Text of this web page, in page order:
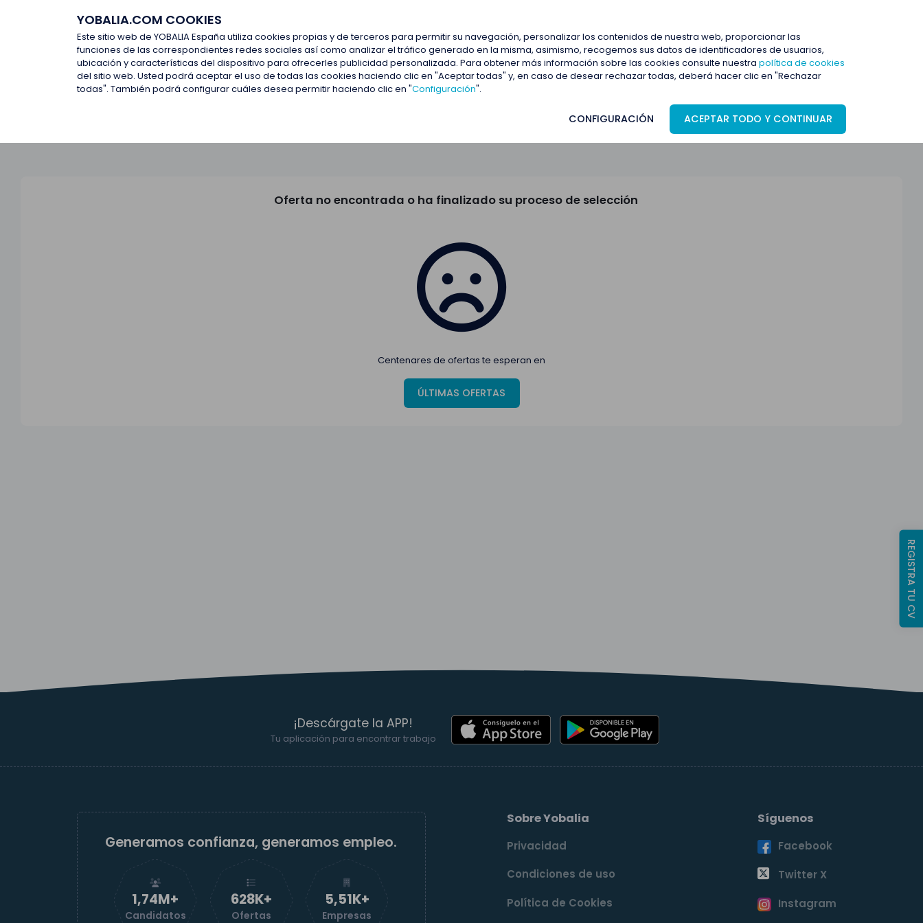
YOBALIA.COM COOKIES
Este sitio web de YOBALIA España utiliza cookies propias y de terceros para permitir su navegación, personalizar los contenidos de nuestra web, proporcionar las
funciones de las correspondientes redes sociales así como analizar el tráfico generado en la misma, asimismo, recogemos sus datos de identificadores de usuarios,
ubicación y características del dispositivo para ofrecerles publicidad personalizada. Para obtener más información sobre las cookies consulte nuestra política de cookies
del sitio web. Usted podrá aceptar el uso de todas las cookies haciendo clic en "Aceptar todas" y, en caso de desear rechazar todas, deberá hacer clic en "Rechazar
todas". También podrá configurar cuáles desea permitir haciendo clic en "Configuración".
CONFIGURACIÓN ACEPTAR TODO Y CONTINUAR
Últimas ofertas
Últimas ofertas
Oferta no encontrada o ha finalizado su proceso de selección
Centenares de ofertas te esperan en
ÚLTIMAS OFERTAS
¡Descárgate la APP!
Tu aplicación para encontrar trabajo
Generamos confianza, generamos empleo.
1,74M+
Candidatos
629K+
Ofertas
5,52K+
Empresas
Sobre Yobalia
Privacidad
Condiciones de uso
Política de Cookies
Síguenos
Facebook
Twitter X
Instagram
REGISTRA TU CV